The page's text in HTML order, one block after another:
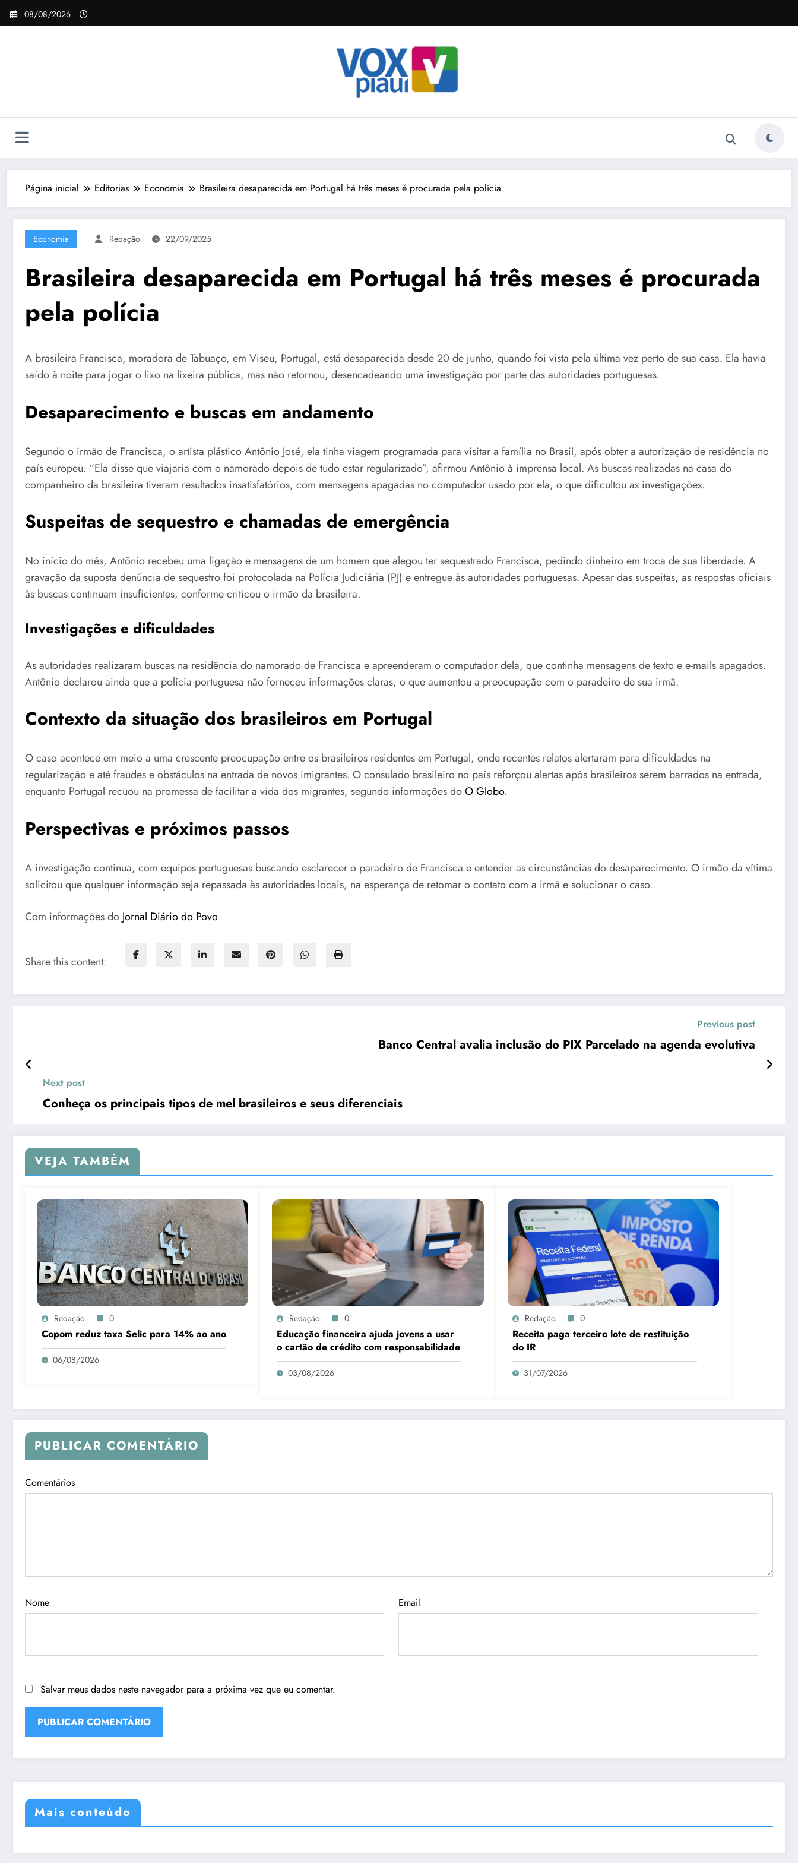
Pular
para
08/08/2026
Página inicial Editorias Economia Brasileira desaparecida em Portugal há três meses é procurada pela polícia
Economia Redação 22/09/2025
Brasileira desaparecida em Portugal há três meses é procurada
pela polícia
A brasileira Francisca, moradora de Tabuaço, em Viseu, Portugal, está desaparecida desde 20 de junho, quando foi vista pela última vez perto de sua casa. Ela havia
saído à noite para jogar o lixo na lixeira pública, mas não retornou, desencadeando uma investigação por parte das autoridades portuguesas.
Desaparecimento e buscas em andamento
Segundo o irmão de Francisca, o artista plástico Antônio José, ela tinha viagem programada para visitar a família no Brasil, após obter a autorização de residência no
país europeu. “Ela disse que viajaria com o namorado depois de tudo estar regularizado”, afirmou Antônio à imprensa local. As buscas realizadas na casa do
companheiro da brasileira tiveram resultados insatisfatórios, com mensagens apagadas no computador usado por ela, o que dificultou as investigações.
Suspeitas de sequestro e chamadas de emergência
No início do mês, Antônio recebeu uma ligação e mensagens de um homem que alegou ter sequestrado Francisca, pedindo dinheiro em troca de sua liberdade. A
gravação da suposta denúncia de sequestro foi protocolada na Polícia Judiciária (PJ) e entregue às autoridades portuguesas. Apesar das suspeitas, as respostas oficiais
às buscas continuam insuficientes, conforme criticou o irmão da brasileira.
Investigações e dificuldades
As autoridades realizaram buscas na residência do namorado de Francisca e apreenderam o computador dela, que continha mensagens de texto e e-mails apagados.
Antônio declarou ainda que a polícia portuguesa não forneceu informações claras, o que aumentou a preocupação com o paradeiro de sua irmã.
Contexto da situação dos brasileiros em Portugal
O caso acontece em meio a uma crescente preocupação entre os brasileiros residentes em Portugal, onde recentes relatos alertaram para dificuldades na
regularização e até fraudes e obstáculos na entrada de novos imigrantes. O consulado brasileiro no país reforçou alertas após brasileiros serem barrados na entrada,
enquanto Portugal recuou na promessa de facilitar a vida dos migrantes, segundo informações doO Globo.
Perspectivas e próximos passos
A investigação continua, com equipes portuguesas buscando esclarecer o paradeiro de Francisca e entender as circunstâncias do desaparecimento. O irmão da vítima
solicitou que qualquer informação seja repassada às autoridades locais, na esperança de retomar o contato com a irmã e solucionar o caso.
Com informações do Jornal Diário do Povo
Share this content:
Previous post
Banco Central avalia inclusão do PIX Parcelado na agenda evolutiva
Next post
Conheça os principais tipos de mel brasileiros e seus diferenciais
VEJA TAMBÉM
Redação 0
Copom reduz taxa Selic para 14% ao ano
06/08/2026
Redação 0
Educação financeira ajuda jovens a usar
o cartão de crédito com responsabilidade
03/08/2026
Redação 0
Receita paga terceiro lote de restituição
do IR
31/07/2026
PUBLICAR COMENTÁRIO
Comentários
Nome Email
Salvar meus dados neste navegador para a próxima vez que eu comentar.
Mais conteúdo